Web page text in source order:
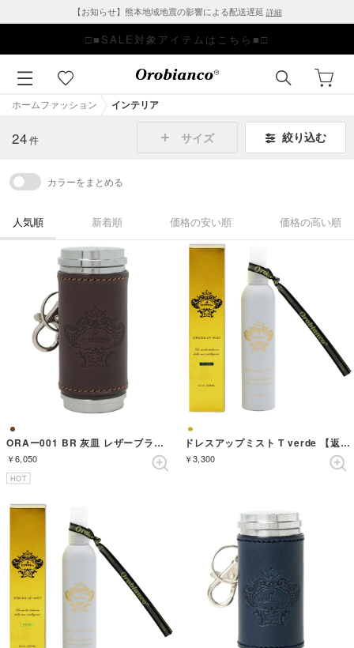
【お知らせ】熊本地域地震の影響による配送遅延 詳細
□■SALE対象アイテムはこちら■□
ホームファッション インテリア
24件 サイズ 絞り込む
カラーをまとめる
人気順 新着順 価格の安い順 価格の高い順
ORAー001 BR 灰皿 レザーブラウン （BROWN）
￥6,050
HOT
ドレスアップミスト T verde 【返品不可商品】 （ゴールド）
￥3,300